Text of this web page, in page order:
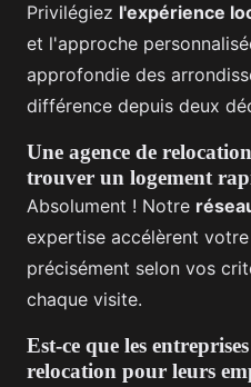
Privilégiez l'expérience
et l'approche
approfondie des
différence depuis deux
Une agence de
trouver un logement
Absolument ! Notre
expertise accélèrent
précisément selon vos
chaque visite.
Est-ce que les
relocation pour leurs